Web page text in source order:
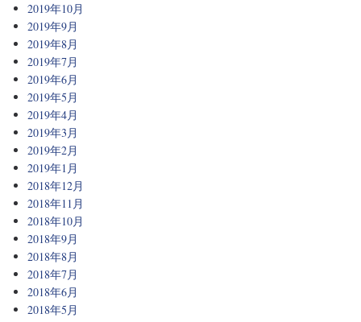
2019年10月
2019年9月
2019年8月
2019年7月
2019年6月
2019年5月
2019年4月
2019年3月
2019年2月
2019年1月
2018年12月
2018年11月
2018年10月
2018年9月
2018年8月
2018年7月
2018年6月
2018年5月